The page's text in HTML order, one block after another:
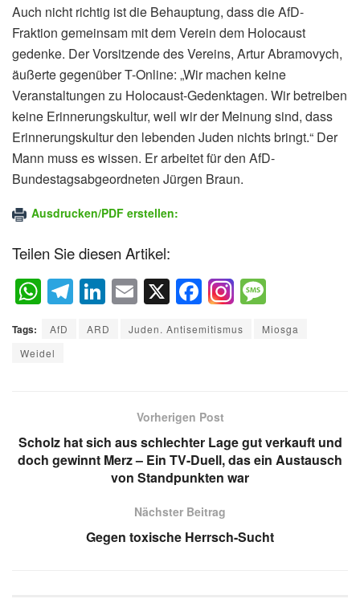
Auch nicht richtig ist die Behauptung, dass die AfD-
Fraktion gemeinsam mit dem Verein dem Holocaust
gedenke. Der Vorsitzende des Vereins, Artur Abramovych,
äußerte gegenüber T-Online: „Wir machen keine
Veranstaltungen zu Holocaust-Gedenktagen. Wir betreiben
keine Erinnerungskultur, weil wir der Meinung sind, dass
Erinnerungskultur den lebenden Juden nichts bringt.“ Der
Mann muss es wissen. Er arbeitet für den AfD-
Bundestagsabgeordneten Jürgen Braun.
Ausdrucken/PDF erstellen:
Teilen Sie diesen Artikel:
W
h
at
s
p
T
el
e
Li
n
k
E
m
ail
X F
a
c
o
o
k
e
ss
Tags: AfD ARD Juden. Antisemitismus
Miosga
Weidel
Vorherigen Post
Scholz hat sich aus schlechter Lage gut verkauft und
doch gewinnt Merz – Ein TV-Duell, das ein Austausch
von Standpunkten war
Nächster Beitrag
Gegen toxische Herrsch-Sucht